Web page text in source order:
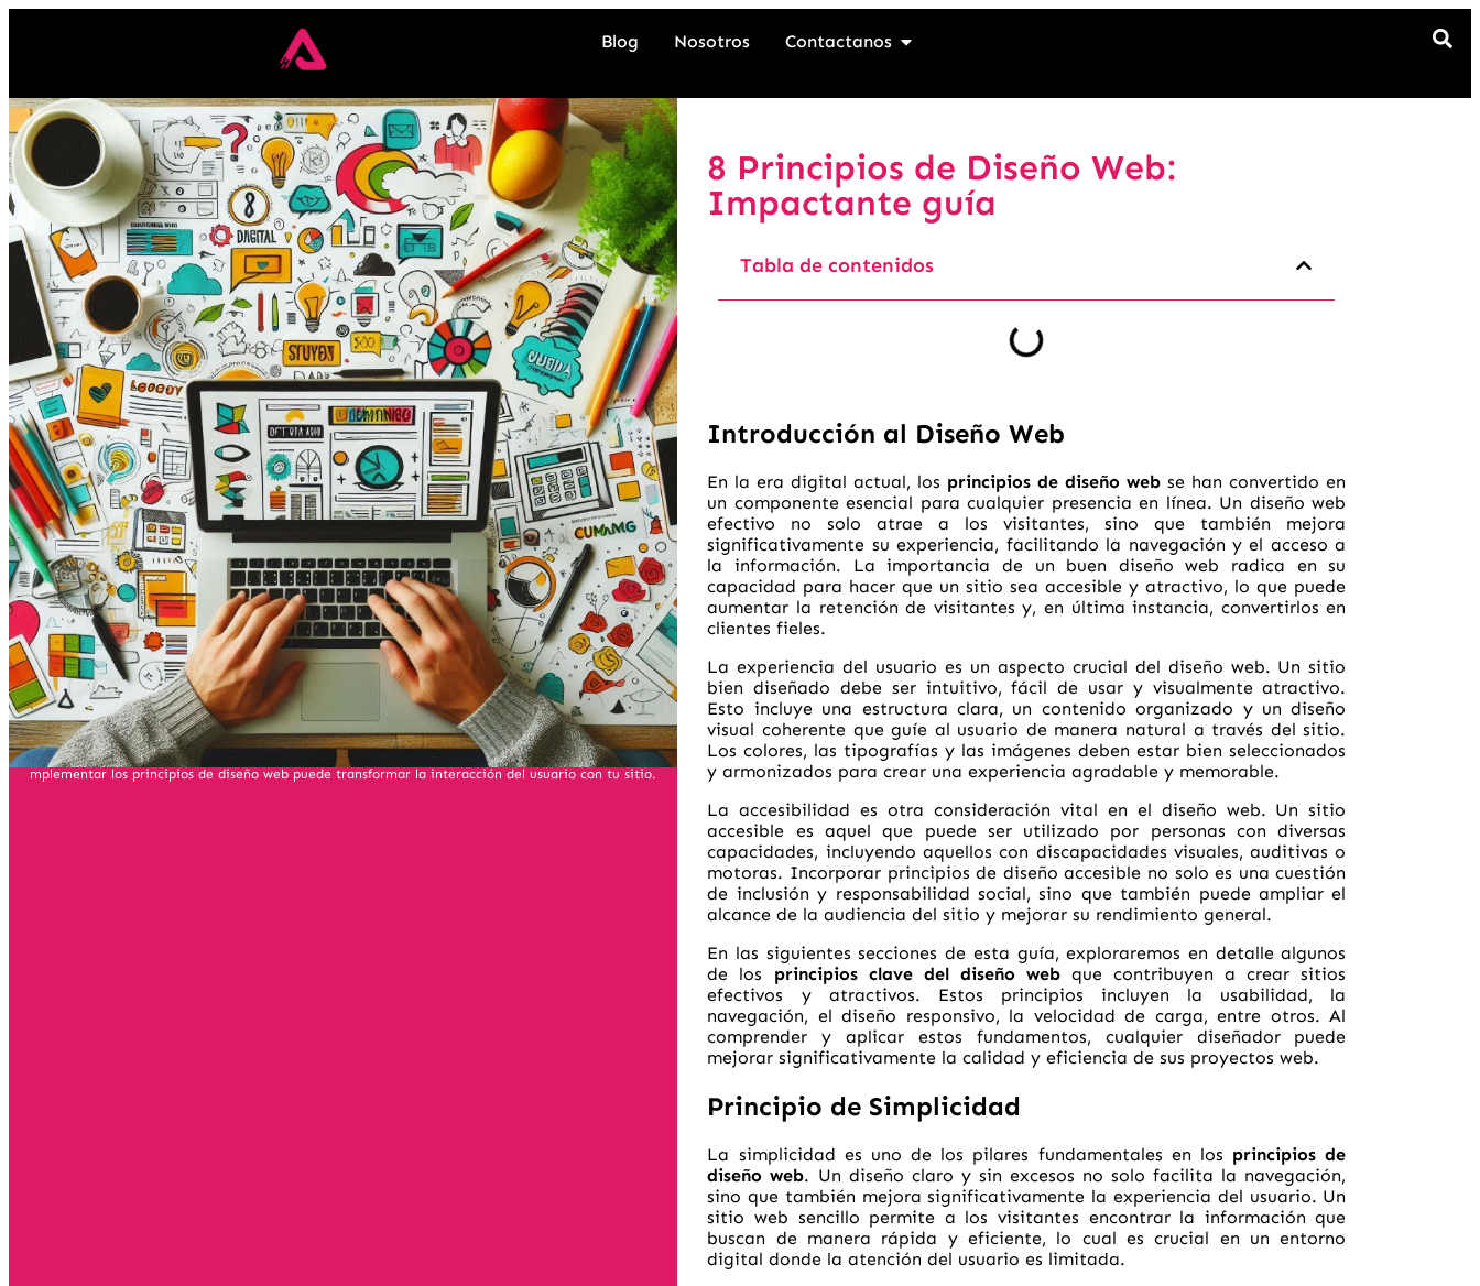
Blog Nosotros Contactanos
mplementar los principios de diseño web puede transformar la interacción del usuario con tu sitio.
8 Principios de Diseño Web:
Impactante guía
Tabla de contenidos
Introducción al Diseño Web
En la era digital actual, los principios de diseño web se han convertido en
un componente esencial para cualquier presencia en línea. Un diseño web
efectivo no solo atrae a los visitantes, sino que también mejora
significativamente su experiencia, facilitando la navegación y el acceso a
la información. La importancia de un buen diseño web radica en su
capacidad para hacer que un sitio sea accesible y atractivo, lo que puede
aumentar la retención de visitantes y, en última instancia, convertirlos en
clientes fieles.
La experiencia del usuario es un aspecto crucial del diseño web. Un sitio
bien diseñado debe ser intuitivo, fácil de usar y visualmente atractivo.
Esto incluye una estructura clara, un contenido organizado y un diseño
visual coherente que guíe al usuario de manera natural a través del sitio.
Los colores, las tipografías y las imágenes deben estar bien seleccionados
y armonizados para crear una experiencia agradable y memorable.
La accesibilidad es otra consideración vital en el diseño web. Un sitio
accesible es aquel que puede ser utilizado por personas con diversas
capacidades, incluyendo aquellos con discapacidades visuales, auditivas o
motoras. Incorporar principios de diseño accesible no solo es una cuestión
de inclusión y responsabilidad social, sino que también puede ampliar el
alcance de la audiencia del sitio y mejorar su rendimiento general.
En las siguientes secciones de esta guía, exploraremos en detalle algunos
de los principios clave del diseño webque contribuyen a crear sitios
efectivos y atractivos. Estos principios incluyen la usabilidad, la
navegación, el diseño responsivo, la velocidad de carga, entre otros. Al
comprender y aplicar estos fundamentos, cualquier diseñador puede
mejorar significativamente la calidad y eficiencia de sus proyectos web.
Principio de Simplicidad
La simplicidad es uno de los pilares fundamentales en los principios de
diseño web. Un diseño claro y sin excesos no solo facilita la navegación,
sino que también mejora significativamente la experiencia del usuario. Un
sitio web sencillo permite a los visitantes encontrar la información que
buscan de manera rápida y eficiente, lo cual es crucial en un entorno
digital donde la atención del usuario es limitada.